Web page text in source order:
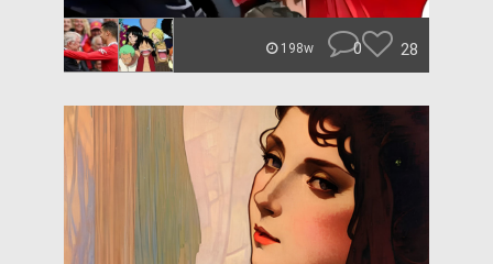
198w 0 28